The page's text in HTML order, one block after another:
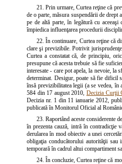
21. Prin urmare, Curtea reţine că
de o parte, măsura suspendării de
pe de altă parte, în legătură cu
împiedica influenţarea procedurii
22. În continuare, Curtea reţine că
clare şi previzibile. Potrivit
Curtea a constatat că, de principiu,
presupune că acesta trebuie să fie
interesate - care pot apela, la nevoie, la
determinat. Desigur, poate să fie dificil
însă previzibilitatea legii (a se vedea, în
584 din 17 august 2010, Decizia Curţii
Decizia nr. 1 din 11 ianuarie 2012,
publicată în Monitorul Oficial al
23. Raportând aceste considerente
în prezenta cauză, intră în contradicţie
derularea în mod obiectiv a unei
obligaţia conducătorului autorităţii sau
temporară în cadrul altui compartiment
24. În concluzie, Curtea reţine că